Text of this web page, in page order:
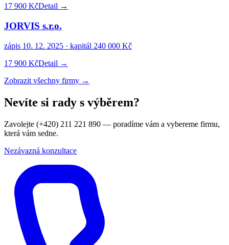
17 900 KčDetail →
JORVIS s.r.o.
zápis 10. 12. 2025 · kapitál 240 000 Kč
17 900 KčDetail →
Zobrazit všechny firmy →
Nevíte si rady s výběrem?
Zavolejte (+420) 211 221 890 — poradíme vám a vybereme firmu,
která vám sedne.
Nezávazná konzultace